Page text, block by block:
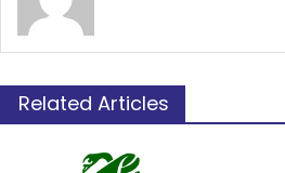
Related Articles